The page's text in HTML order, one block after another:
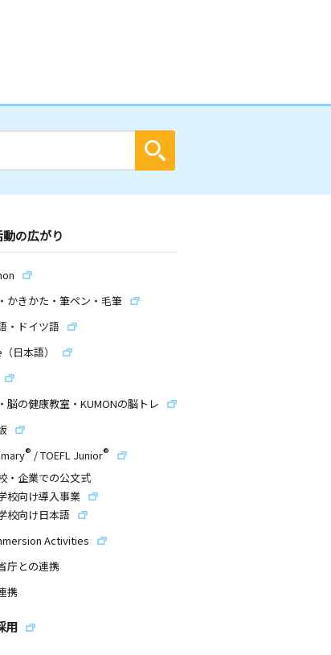
の広がり
かきかた・筆ペン・毛筆
・ドイツ語
日本語）
脳の健康教室・KUMONの脳トレ
® /TOEFL Junior®
・企業での公文式
校向け導入事業
校向け日本語
Activities
庁との連携
携
用